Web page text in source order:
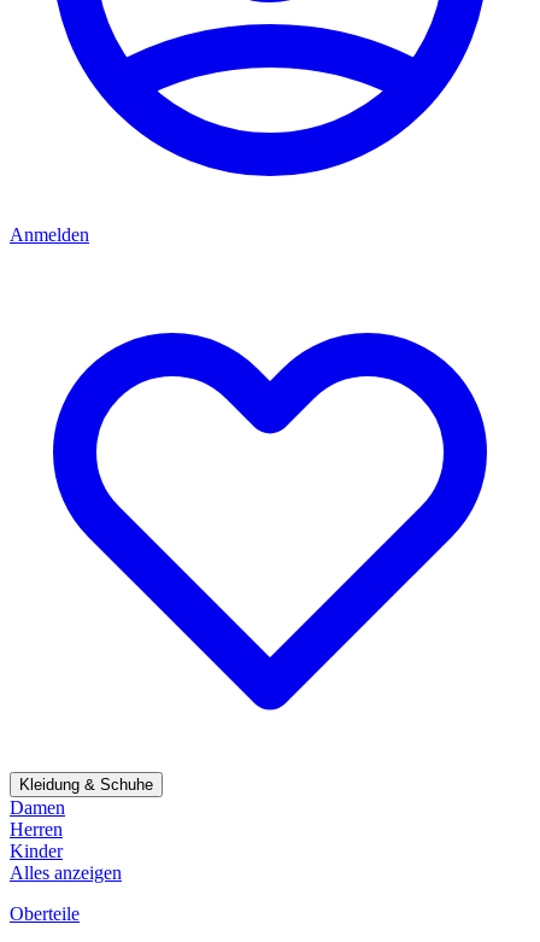
Anmelden
Kleidung & Schuhe
Damen
Herren
Kinder
Alles anzeigen
Oberteile